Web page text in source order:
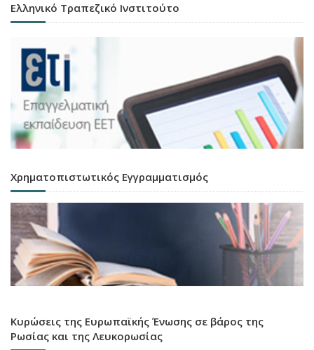
Ελληνικό Τραπεζικό Ινστιτούτο
Χρηματοπιστωτικός Εγγραμματισμός
Κυρώσεις της Ευρωπαϊκής Ένωσης σε βάρος της
Ρωσίας και της Λευκορωσίας